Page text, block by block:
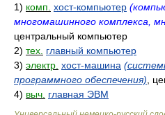
1) комп. хост-компьютер
многомашинного комплекса,
центральный компьютер
2) тех. главный компьютер
3) электр. хост-машина
программного обеспечения) ,
4) выч. главная ЭВМ